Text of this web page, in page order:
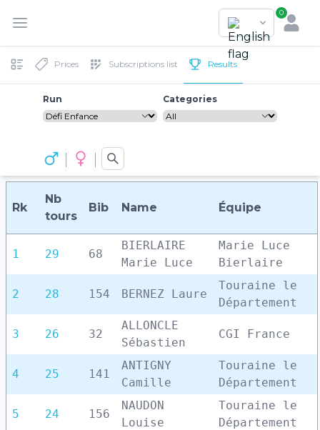
0
Prices Subscriptions list Results
Run Categories
Rk
Nb
tours
Bib Name Équipe
1 29 68
BIERLAIRE
Marie Luce
Marie Luce
Bierlaire
2 28 154 BERNEZ Laure
Touraine le
Département
3 26 32
ALLONCLE
Sébastien
CGI France
4 25 141
ANTIGNY
Camille
Touraine le
Département
5 24 156
NAUDON
Louise
Touraine le
Département